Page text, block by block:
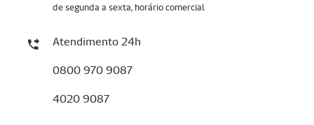
de segunda a sexta, horário comercial
Atendimento 24h
0800 970 9087
4020 9087